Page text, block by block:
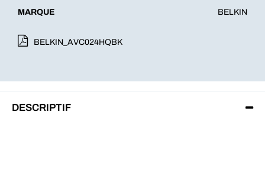
MARQUE BELKIN
BELKIN_AVC024HQBK
DESCRIPTIF